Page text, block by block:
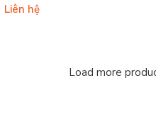
Liên hệ
Load more